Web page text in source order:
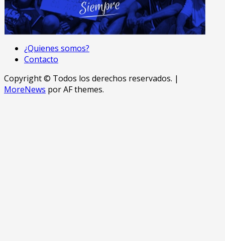
¿Quienes somos?
Contacto
Copyright © Todos los derechos reservados. |
MoreNews por AF themes.